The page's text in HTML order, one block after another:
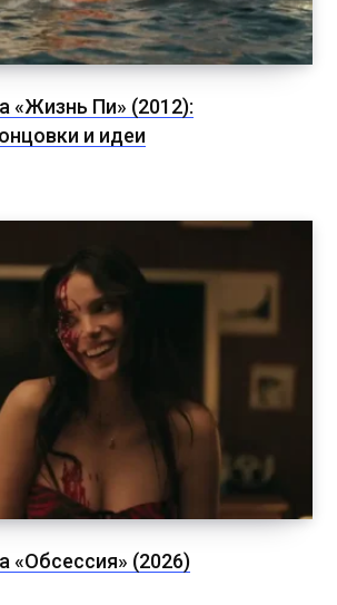
Пи» (2012):
и идеи
(2026)